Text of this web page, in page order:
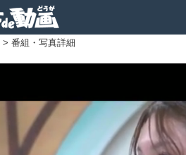
> 番組・写真詳細